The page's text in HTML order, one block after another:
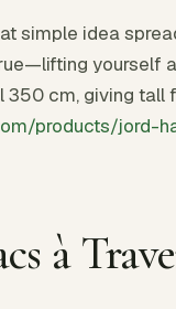
simple idea
yourself
350 cm, giving
products/jord-
à